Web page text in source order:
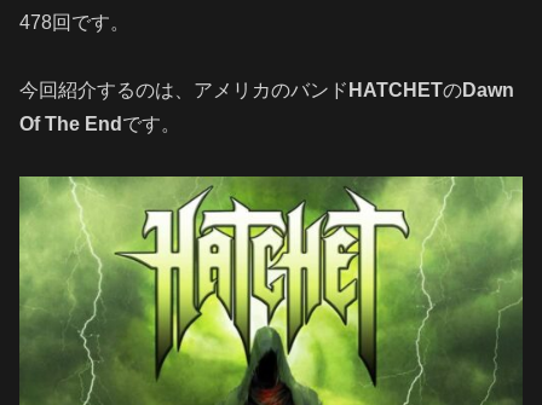
478回です。
今回紹介するのは、アメリカのバンド HATCHETのDawn
Of The End です。